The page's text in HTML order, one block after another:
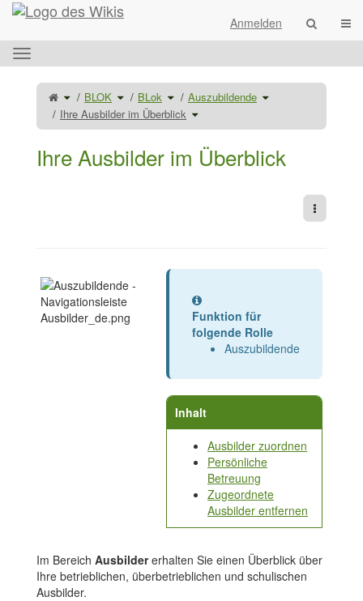
Startseite
Anmelden
Das
horizontale
Menü
umschalten.
Schalte
denübergeordneten
Baum
von
Ihre
Ausbilder
im
BLOK Schalte
denVerzeichnisbaum
unter
BLOK
um.
BLok Schalte
denVerzeichnisbaum
unter
BLok
um.
Auszubildende Schalte
den
Ihre Ausbilder im Überblick Schalte
den
unter
Ihre
Überblick
Ihre Ausbilder im Überblick
Weitere
Information
Funktion für
folgende Rolle
Auszubildende
Inhalt
Ausbilder zuordnen
Persönliche
Betreuung
Zugeordnete
Ausbilder entfernen
Im Bereich Ausbildererhalten Sie einen Überblick über
Ihre betrieblichen, überbetrieblichen und schulischen
Ausbilder.